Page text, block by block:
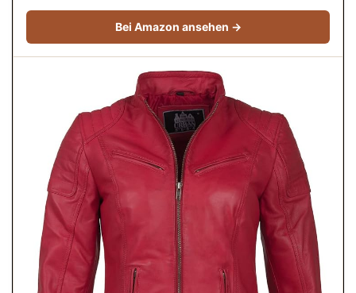
Bei Amazon ansehen →